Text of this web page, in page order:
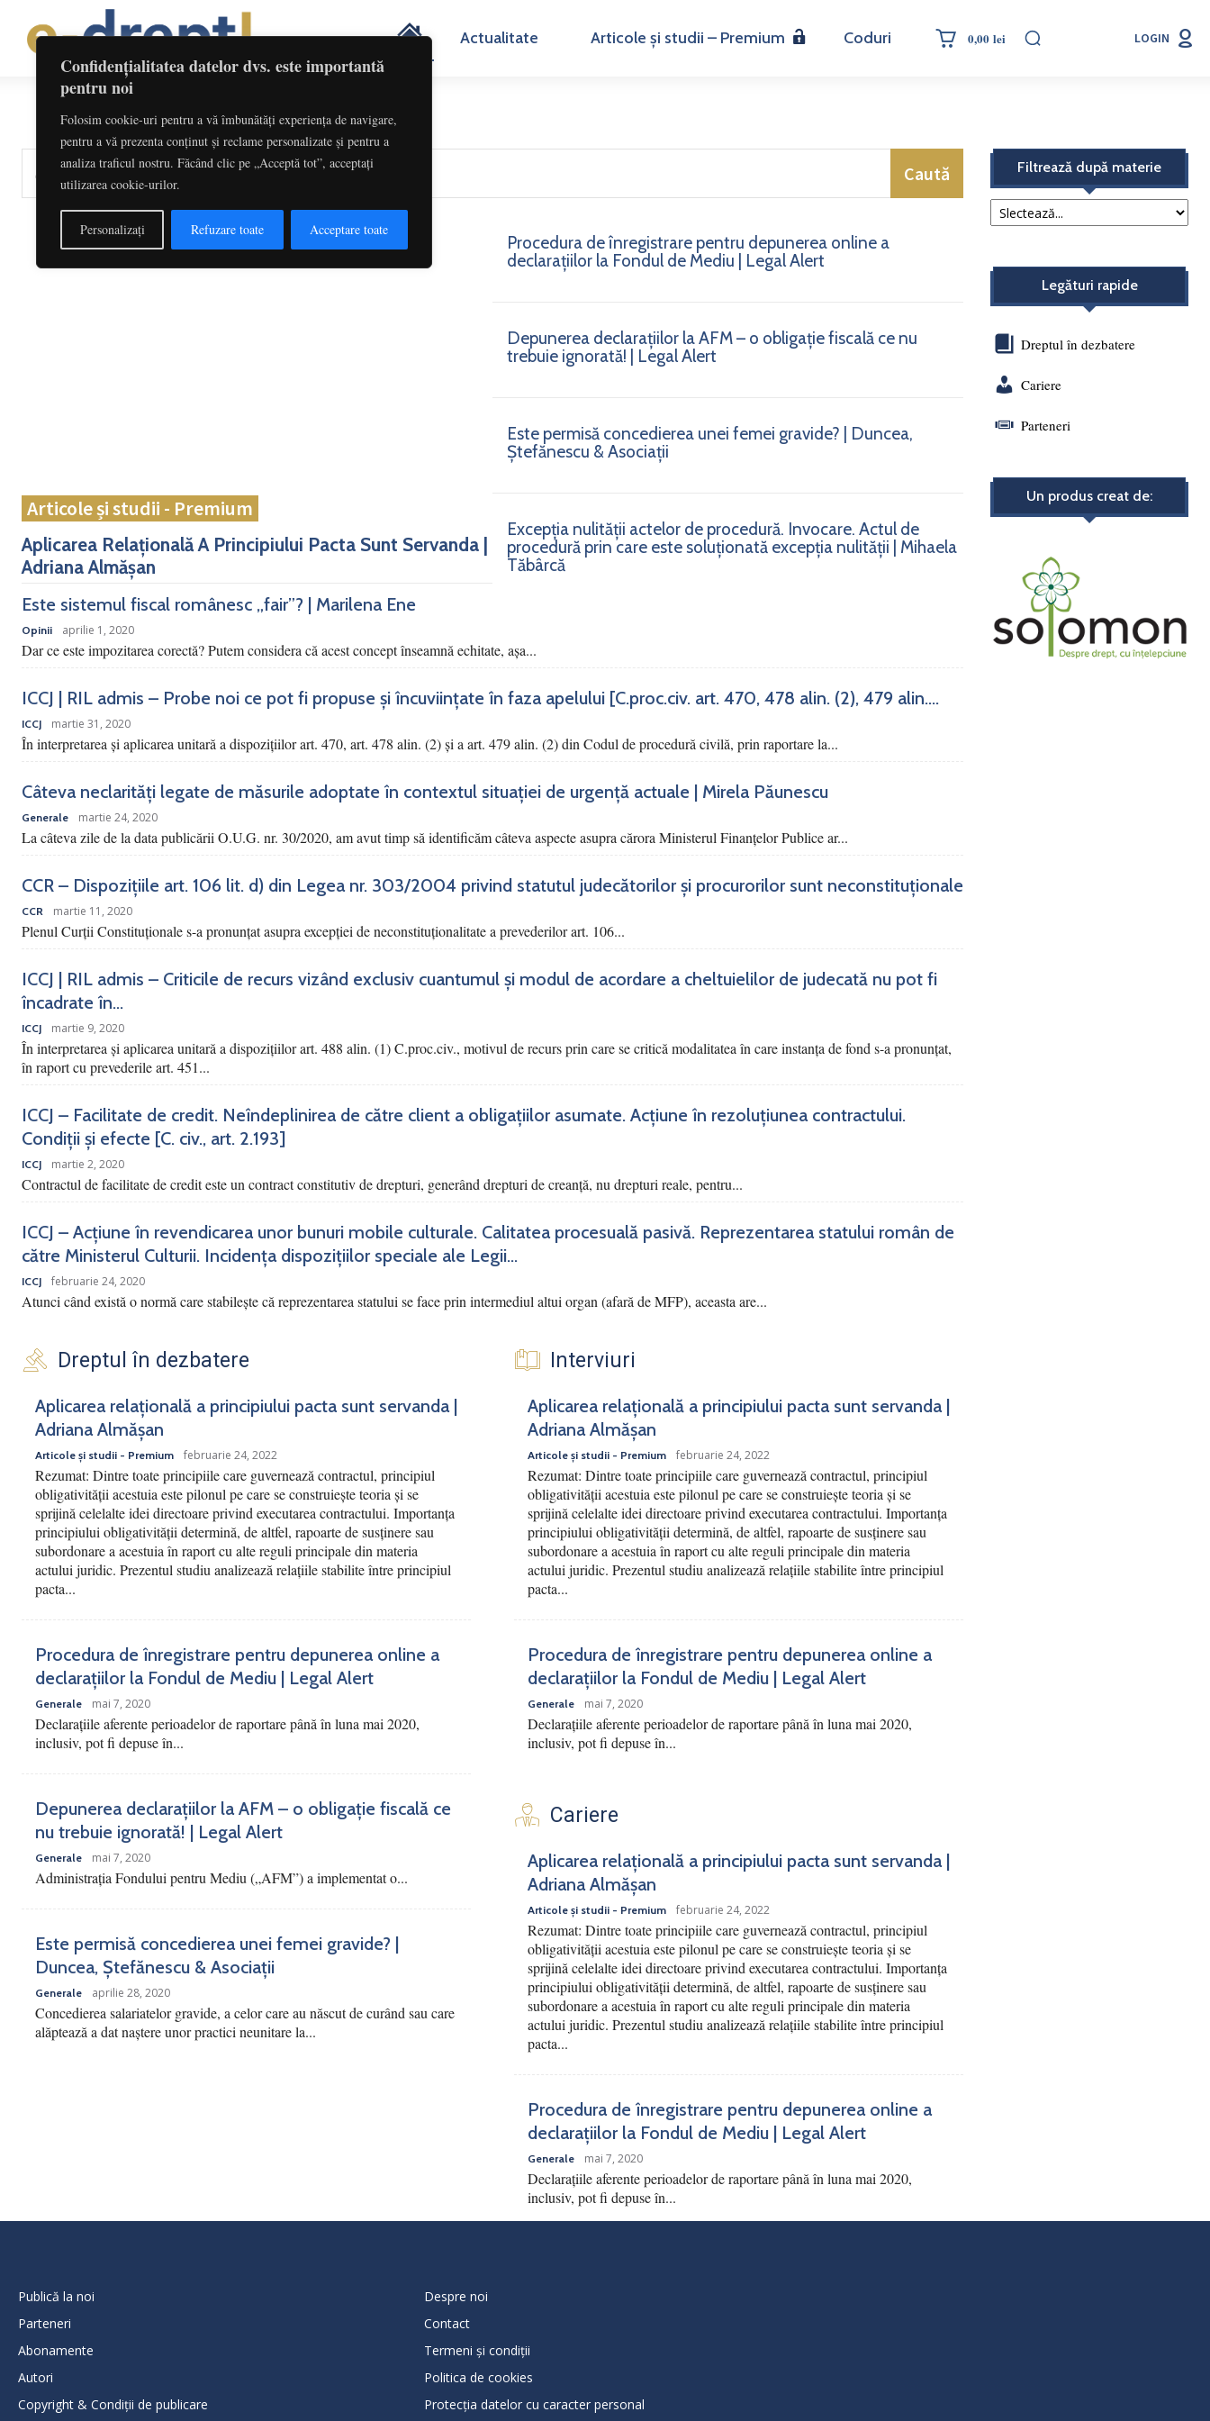
Confidențialitatea datelor dvs. este importantă
pentru noi
Folosim cookie-uri pentru a vă îmbunătăți experiența de navigare,
pentru a vă prezenta conținut și reclame personalizate și pentru a
analiza traficul nostru. Făcând clic pe „Acceptă tot”, acceptați
utilizarea cookie-urilor.
Personalizați Refuzare toate Acceptare toate
H Actualitate Articole și studii – Premium Coduri 0,00 lei LOGIN
cuvinte-cheie, titlu articol, autor Caută
Articole și studii - Premium
Aplicarea Relațională A Principiului Pacta Sunt Servanda |
Adriana Almășan
Procedura de înregistrare pentru depunerea online a
declarațiilor la Fondul de Mediu | Legal Alert
Depunerea declarațiilor la AFM – o obligație fiscală ce nu
trebuie ignorată! | Legal Alert
Este permisă concedierea unei femei gravide? | Duncea,
Ștefănescu & Asociații
Excepția nulității actelor de procedură. Invocare. Actul de
procedură prin care este soluționată excepția nulității | Mihaela
Tăbârcă
Este sistemul fiscal românesc „fair”? | Marilena Ene
Opinii aprilie 1, 2020
Dar ce este impozitarea corectă? Putem considera că acest concept înseamnă echitate, așa...
ICCJ | RIL admis – Probe noi ce pot fi propuse și încuviințate în faza apelului [C.proc.civ. art. 470, 478 alin. (2), 479 alin....
ICCJ martie 31, 2020
În interpretarea şi aplicarea unitară a dispoziţiilor art. 470, art. 478 alin. (2) şi a art. 479 alin. (2) din Codul de procedură civilă, prin raportare la...
Câteva neclarități legate de măsurile adoptate în contextul situației de urgență actuale | Mirela Păunescu
Generale martie 24, 2020
La câteva zile de la data publicării O.U.G. nr. 30/2020, am avut timp să identificăm câteva aspecte asupra cărora Ministerul Finanțelor Publice ar...
CCR – Dispozițiile art. 106 lit. d) din Legea nr. 303/2004 privind statutul judecătorilor și procurorilor sunt neconstituționale
CCR martie 11, 2020
Plenul Curții Constituționale s-a pronunțat asupra excepției de neconstituționalitate a prevederilor art. 106...
ICCJ | RIL admis – Criticile de recurs vizând exclusiv cuantumul și modul de acordare a cheltuielilor de judecată nu pot fi
încadrate în...
ICCJ martie 9, 2020
În interpretarea și aplicarea unitară a dispozițiilor art. 488 alin. (1) C.proc.civ., motivul de recurs prin care se critică modalitatea în care instanța de fond s-a pronunțat,
în raport cu prevederile art. 451...
ICCJ – Facilitate de credit. Neîndeplinirea de către client a obligațiilor asumate. Acțiune în rezoluțiunea contractului.
Condiții și efecte [C. civ., art. 2.193]
ICCJ martie 2, 2020
Contractul de facilitate de credit este un contract constitutiv de drepturi, generând drepturi de creanță, nu drepturi reale, pentru...
ICCJ – Acțiune în revendicarea unor bunuri mobile culturale. Calitatea procesuală pasivă. Reprezentarea statului român de
către Ministerul Culturii. Incidența dispozițiilor speciale ale Legii...
ICCJ februarie 24, 2020
Atunci când există o normă care stabilește că reprezentarea statului se face prin intermediul altui organ (afară de MFP), aceasta are...
Dreptul în dezbatere
Aplicarea relațională a principiului pacta sunt servanda |
Adriana Almășan
Articole și studii - Premium februarie 24, 2022
Rezumat: Dintre toate principiile care guvernează contractul, principiul
obligativității acestuia este pilonul pe care se construiește teoria și se
sprijină celelalte idei directoare privind executarea contractului. Importanța
principiului obligativității determină, de altfel, rapoarte de susținere sau
subordonare a acestuia în raport cu alte reguli principale din materia
actului juridic. Prezentul studiu analizează relațiile stabilite între principiul
pacta...
Procedura de înregistrare pentru depunerea online a
declarațiilor la Fondul de Mediu | Legal Alert
Generale mai 7, 2020
Declarațiile aferente perioadelor de raportare până în luna mai 2020,
inclusiv, pot fi depuse în...
Depunerea declarațiilor la AFM – o obligație fiscală ce
nu trebuie ignorată! | Legal Alert
Generale mai 7, 2020
Administrația Fondului pentru Mediu („AFM”) a implementat o...
Este permisă concedierea unei femei gravide? |
Duncea, Ștefănescu & Asociații
Generale aprilie 28, 2020
Concedierea salariatelor gravide, a celor care au născut de curând sau care
alăptează a dat naștere unor practici neunitare la...
Interviuri
Aplicarea relațională a principiului pacta sunt servanda |
Adriana Almășan
Articole și studii - Premium februarie 24, 2022
Rezumat: Dintre toate principiile care guvernează contractul, principiul
obligativității acestuia este pilonul pe care se construiește teoria și se
sprijină celelalte idei directoare privind executarea contractului. Importanța
principiului obligativității determină, de altfel, rapoarte de susținere sau
subordonare a acestuia în raport cu alte reguli principale din materia
actului juridic. Prezentul studiu analizează relațiile stabilite între principiul
pacta...
Procedura de înregistrare pentru depunerea online a
declarațiilor la Fondul de Mediu | Legal Alert
Generale mai 7, 2020
Declarațiile aferente perioadelor de raportare până în luna mai 2020,
inclusiv, pot fi depuse în...
Cariere
Aplicarea relațională a principiului pacta sunt servanda |
Adriana Almășan
Articole și studii - Premium februarie 24, 2022
Rezumat: Dintre toate principiile care guvernează contractul, principiul
obligativității acestuia este pilonul pe care se construiește teoria și se
sprijină celelalte idei directoare privind executarea contractului. Importanța
principiului obligativității determină, de altfel, rapoarte de susținere sau
subordonare a acestuia în raport cu alte reguli principale din materia
actului juridic. Prezentul studiu analizează relațiile stabilite între principiul
pacta...
Procedura de înregistrare pentru depunerea online a
declarațiilor la Fondul de Mediu | Legal Alert
Generale mai 7, 2020
Declarațiile aferente perioadelor de raportare până în luna mai 2020,
inclusiv, pot fi depuse în...
Filtrează după materie
Legături rapide
Dreptul în dezbatere
Cariere
Parteneri
Un produs creat de:
Publică la noi
Parteneri
Abonamente
Autori
Copyright & Condiții de publicare
Despre noi
Contact
Termeni și condiții
Politica de cookies
Protecţia datelor cu caracter personal